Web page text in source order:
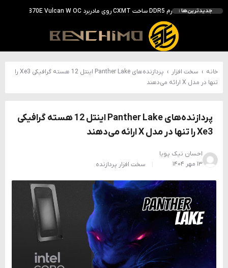
جدیدترین‌ها :
بررسی ASUS ROG Astral RTX 5090 در برابر Astral LC؛ آیا کارت گرافیک خنک‌تر واقعاً سریع‌تر است؟
احتمال معرفی GeForce RTX 5070 SUPER با حافظه 18 گیگابایتی؛ ارتقای محسوس نسبت به مدل استاندارد
انویدیا DLSS 5 را با سه مدل هوش مصنوعی معرفی کرد؛ انتقادهای اولیه نتیجه داد
انویدیا پردازنده 88 هسته‌ای Vera را معرفی کرد؛ CPU اختصاصی برای نسل بعدی هوش مصنوعی
خانه › سخت افزار ›
پردازنده‌های Panther Lake اینتل 12 هسته گرافیکی Xe3 را
تنها در مدل X ارائه می‌دهند
پردازنده‌های Panther Lake اینتل 12 هسته گرافیکی
Xe3 را تنها در مدل X ارائه می‌دهند
احسان نیک پویا
۱۳ مهر ۱۴۰۴
سخت افزار پردازنده